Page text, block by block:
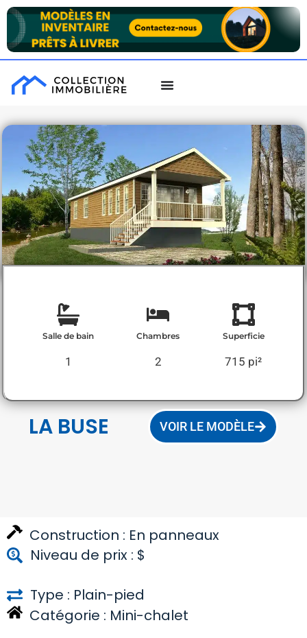
Salle de bain
1
Chambres
2
Superficie
715 pi²
LA BUSE VOIR LE MODÈLE
Construction : En panneaux
Niveau de prix : $
Type : Plain-pied
Catégorie : Mini-chalet